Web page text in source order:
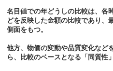
名目値での年どうしの比較は、各
どを反映した金額の比較であり、
側面をもつ。
他方、物価の変動や品質変化など
ら、比較のベースとなる「同質性